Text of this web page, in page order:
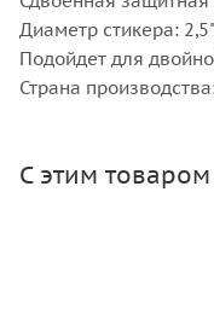
Диаметр стикера:
Подойдет для
Страна
С этим